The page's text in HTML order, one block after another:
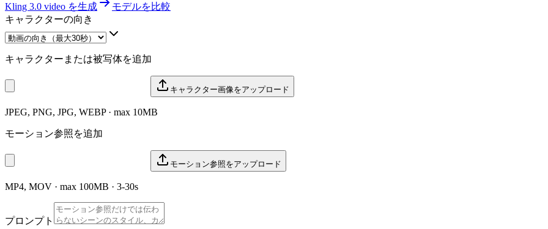
Kling 3.0 video を生成
モデルを比較
キャラクターの向き
キャラクターまたは被写体を追加
キャラクター画像をアップロード
JPEG, PNG, JPG, WEBP · max 10MB
モーション参照を追加
モーション参照をアップロード
MP4, MOV · max 100MB · 3-30s
プロンプト